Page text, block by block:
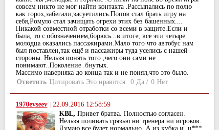
совсем никто не мог найти контакта .Рассыпались по полю
как горох,забегали,засуетились.Попов стал брать игру на
себя,Ромуло стал зачищать огрехи этих без башенных....
Никакой совместной отработки со всеми в защите.Если и
была, то с обозначением,борюсь...в итоге, все эти четыре
молодца оказались пассажирами.Мало того что автобус нам
был поставлен,так ещё и пассажиры туда уселись с нашей
стороны. Нельзя понять того ,чего они сами не
понимают..Поколение .бнутых.
Массимо наверняка до конца так и не понял,что это было.
Ответить Цитировать Это нравится: 0 Да / 0 Нет
1970evseev
22.09.2016 12:58:59
KBL, Привет братва. Полностью согласен.
Нельзя поливать грязью ни тренера ни игроков.
Думаю все будет нормально. А из кубка и ц***